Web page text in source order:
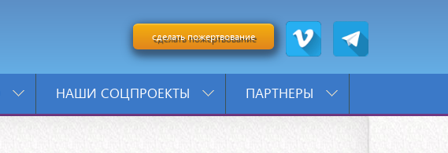
сделать пожертвование
НАШИ СОЦПРОЕКТЫ ПАРТНЕРЫ